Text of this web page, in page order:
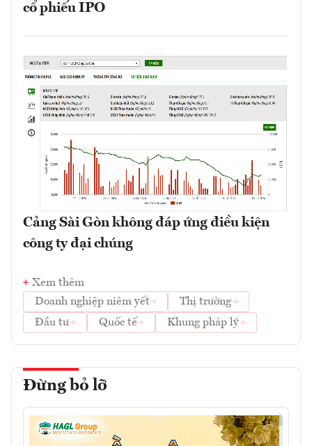
cổ phiếu IPO
Cảng Sài Gòn không đáp ứng điều kiện
công ty đại chúng
Xem thêm
Doanh nghiệp niêm yết
Thị trường
Đầu tư
Quốc tế Khung pháp lý
Đừng bỏ lỡ